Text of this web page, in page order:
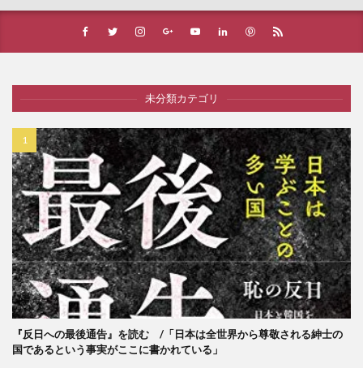
未分類カテゴリ
『反日への最後通告』を読む /「日本は全世界から尊敬される紳士の
国であるという事実がここに書かれている」